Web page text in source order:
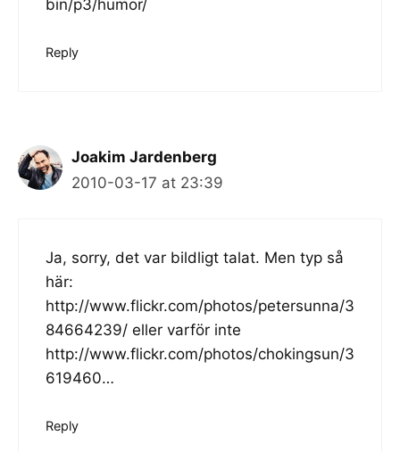
bin/p3/humor/
Reply
Joakim Jardenberg
2010-03-17 at 23:39
Ja, sorry, det var bildligt talat. Men typ så
här:
http://www.flickr.com/photos/petersunna/3
84664239/ eller varför inte
http://www.flickr.com/photos/chokingsun/3
619460…
Reply